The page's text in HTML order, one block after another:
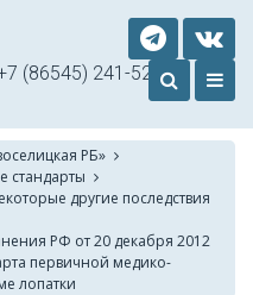
(86545) 241-52
РБ»
стандарты
другие последствия
РФ от 20 декабря 2012
первичной медико-
лопатки